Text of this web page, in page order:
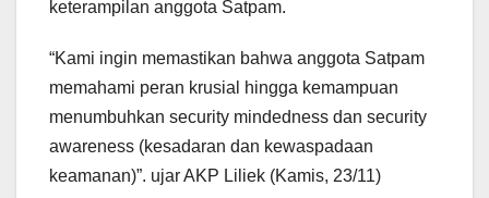
keterampilan anggota Satpam.
“Kami ingin memastikan bahwa anggota Satpam
memahami peran krusial hingga kemampuan
menumbuhkan security mindedness dan security
awareness (kesadaran dan kewaspadaan
keamanan)”. ujar AKP Liliek (Kamis, 23/11)